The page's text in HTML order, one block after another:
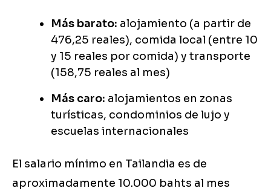
Más barato: alojamiento (a partir de
476,25 reales), comida local (entre 10
y 15 reales por comida) y transporte
(158,75 reales al mes)
Más caro: alojamientos en zonas
turísticas, condominios de lujo y
escuelas internacionales
El salario mínimo en Tailandia es de
aproximadamente 10.000 bahts al mes